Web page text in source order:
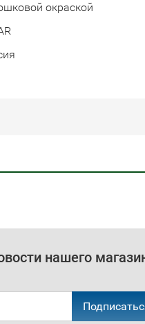
окраской
нашего